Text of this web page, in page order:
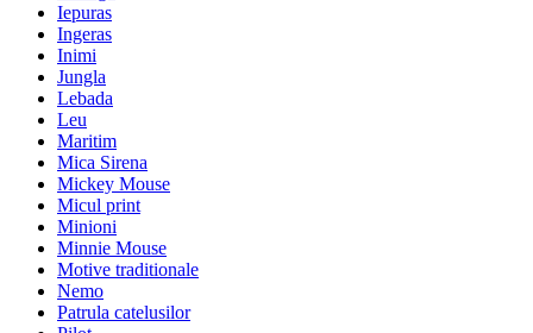
Iepuras
Ingeras
Inimi
Jungla
Lebada
Leu
Maritim
Mica Sirena
Mickey Mouse
Micul print
Minioni
Minnie Mouse
Motive traditionale
Nemo
Patrula catelusilor